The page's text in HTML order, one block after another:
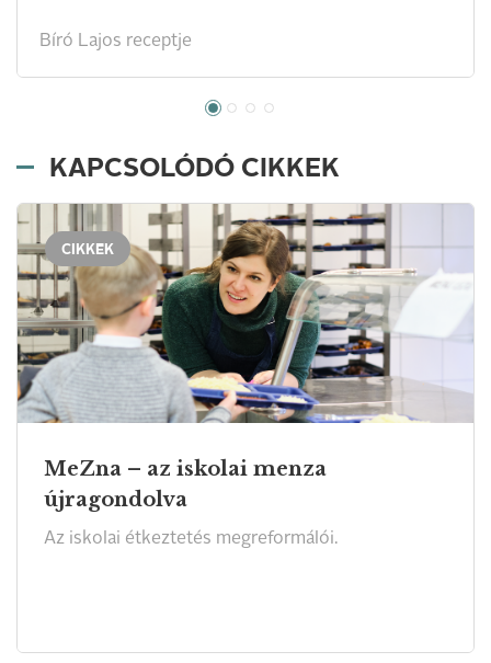
Bíró Lajos receptje
KAPCSOLÓDÓ CIKKEK
CIKKEK
MeZna – az iskolai menza
újragondolva
Az iskolai étkeztetés megreformálói.